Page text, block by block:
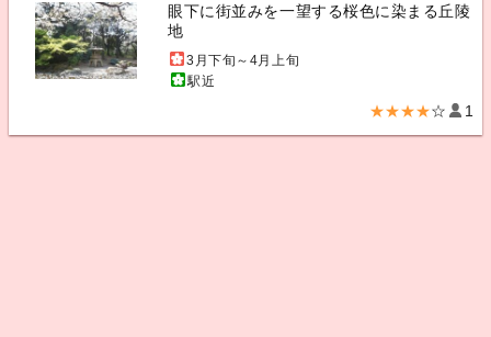
眼下に街並みを一望する桜色に染まる丘陵
地
3月下旬～4月上旬
駅近
★★★★☆ 1